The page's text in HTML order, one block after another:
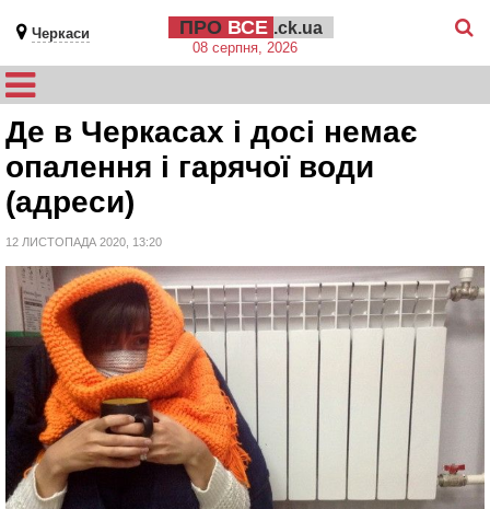
Черкаси ПРО ВСЕ .ck.ua
08 серпня, 2026
Де в Черкасах і досі немає
опалення і гарячої води
(адреси)
12 ЛИСТОПАДА 2020, 13:20